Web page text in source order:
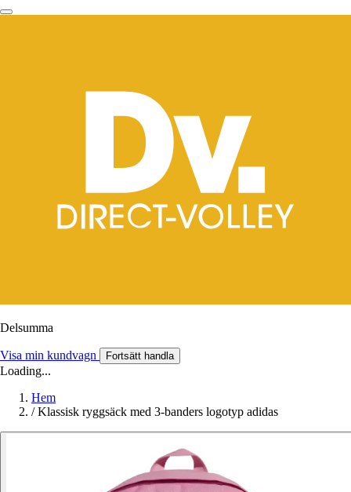
Delsumma
Visa min kundvagn Fortsätt handla
Loading...
Hem
/ Klassisk ryggsäck med 3-banders logotyp adidas